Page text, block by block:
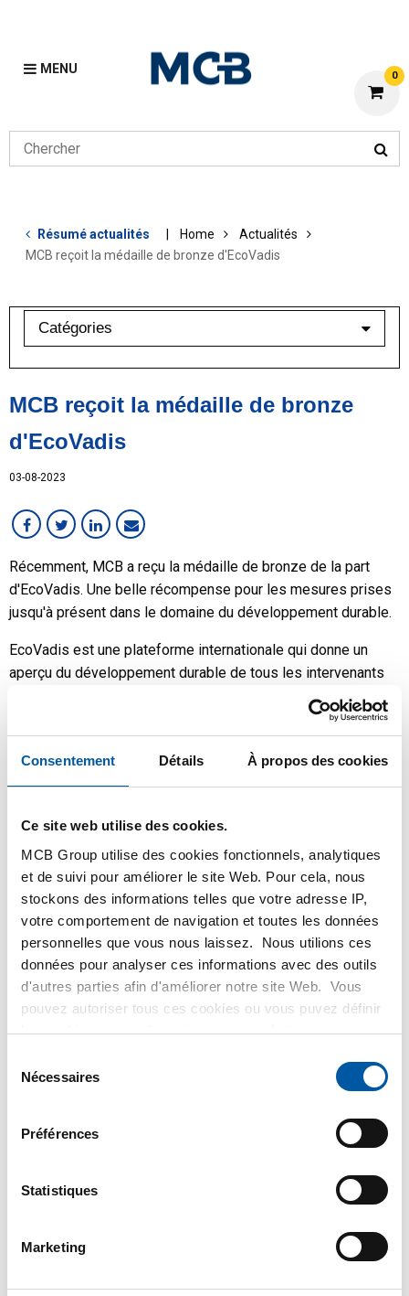
Consentement Détails À propos des cookies
Ce site web utilise des cookies.
MCB Group utilise des cookies fonctionnels, analytiques
et de suivi pour améliorer le site Web. Pour cela, nous
stockons des informations telles que votre adresse IP,
votre comportement de navigation et toutes les données
personnelles que vous nous laissez. Nous utilions ces
données pour analyser ces informations avec des outils
d'autres parties afin d'améliorer notre site Web. Vous
pouvez autoriser tous ces cookies ou vous puvez définir
les cookies vous-même si vous ne souhaitez pas que
plus d'informations sur les cookies que nous conservons
et les parties avec lesquelles nous travaillons dans notre
règlementici
Nécessaires
Préférences
Statistiques
Marketing
MENU 0
Résumé actualités Home
Actualités
MCB reçoit la médaille de bronze d'EcoVadis
Catégories
MCB reçoit la médaille de bronze
d'EcoVadis
03-08-2023
Récemment, MCB a reçu la médaille de bronze de la part
d'EcoVadis. Une belle récompense pour les mesures prises
jusqu'à présent dans le domaine du développement durable.
EcoVadis est une plateforme internationale qui donne un
aperçu du développement durable de tous les intervenants
dans les chaînes de production. Plus de 100 000 entreprises
dans le monde ont déjà été évaluées. L'évaluation guide les
entreprises dans le choix de leurs fournisseurs en fonction
de leurs performances en matière de développement
durable. EcoVadis évalue les performances des intervenants
et des droits de l'homme, ainsi que de l'approvisionnement
durable.
Plusieurs départements d'MCB ont travaillé en synergie pour
obtenir la médaille de bronze.
Notre score nous classe parmi les 12 % les plus
performants de toutes les entreprises évaluées dans notre
secteur. MCB obtient un score supérieur à la moyenne dans
Dans les mois à venir, nous travaillerons sur notre plan
d'action pour obtenir la médaille d'argent. Nous espérons
continuellement, y compris dans le domaine du